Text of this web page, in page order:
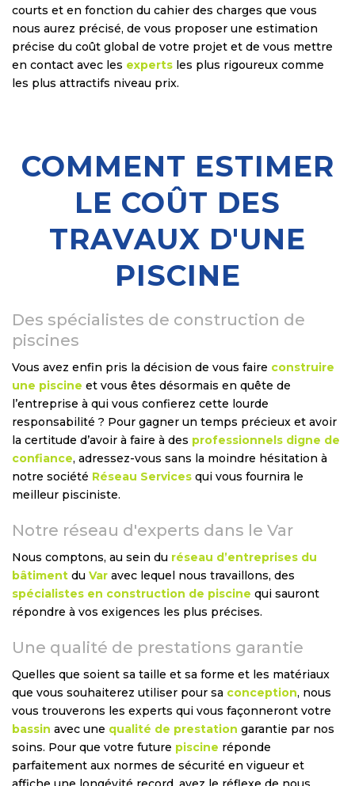
courts et en fonction du cahier des charges que vous
nous aurez précisé, de vous proposer une estimation
précise du coût global de votre projet et de vous mettre
en contact avec les experts les plus rigoureux comme
les plus attractifs niveau prix.
COMMENT ESTIMER
LE COÛT DES
TRAVAUX D'UNE
PISCINE
Des spécialistes de construction de
piscines
Vous avez enfin pris la décision de vous faire construire
une piscine et vous êtes désormais en quête de
l’entreprise à qui vous confierez cette lourde
responsabilité ? Pour gagner un temps précieux et avoir
la certitude d’avoir à faire à des professionnels digne de
confiance, adressez-vous sans la moindre hésitation à
notre société Réseau Services qui vous fournira le
meilleur pisciniste.
Notre réseau d'experts dans le Var
Nous comptons, au sein du réseau d’entreprises du
bâtiment du Var avec lequel nous travaillons, des
spécialistes en construction de piscine qui sauront
répondre à vos exigences les plus précises.
Une qualité de prestations garantie
Quelles que soient sa taille et sa forme et les matériaux
que vous souhaiterez utiliser pour sa conception, nous
vous trouverons les experts qui vous façonneront votre
bassin avec une qualité de prestation garantie par nos
soins. Pour que votre future piscine réponde
parfaitement aux normes de sécurité en vigueur et